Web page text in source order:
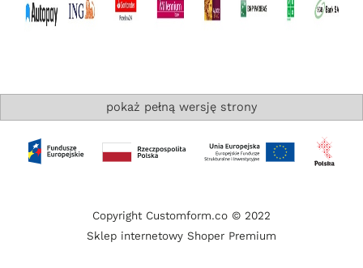
pokaż pełną wersję strony
Sklep internetowy Shoper Premium
Copyright Customform.co © 2022